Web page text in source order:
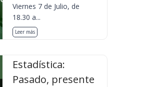
Viernes 7 de Julio, de
18.30 a...
Leer más
Estadística:
Pasado, presente